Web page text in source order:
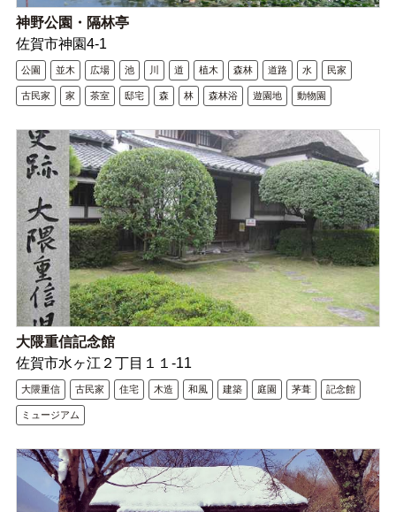
神野公園・隔林亭
佐賀市神園4-1
公園 並木 広場 池 川 道 植木 森林 道路 水 民家
古民家 家 茶室 邸宅 森 林 森林浴 遊園地 動物園
大隈重信記念館
佐賀市水ヶ江２丁目１１-11
大隈重信 古民家 住宅 木造 和風 建築 庭園 茅葺 記念館
ミュージアム